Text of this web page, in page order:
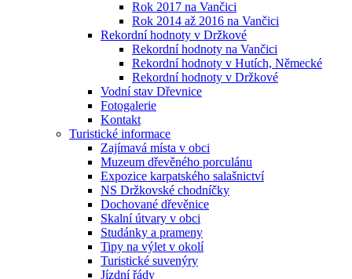
Rok 2017 na Vančici
Rok 2014 až 2016 na Vančici
Rekordní hodnoty v Držkové
Rekordní hodnoty na Vančici
Rekordní hodnoty v Hutích, Německé
Rekordní hodnoty v Držkové
Vodní stav Dřevnice
Fotogalerie
Kontakt
Turistické informace
Zajímavá místa v obci
Muzeum dřevěného porculánu
Expozice karpatského salašnictví
NS Držkovské chodníčky
Dochované dřevěnice
Skalní útvary v obci
Studánky a prameny
Tipy na výlet v okolí
Turistické suvenýry
Jízdní řády